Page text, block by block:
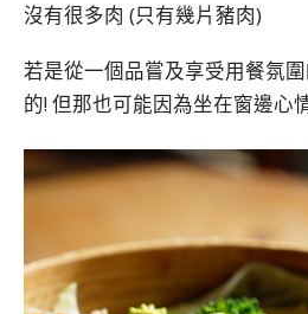
沒有很多肉 (只有幾片豬肉)
若是從一個品嘗及享受用餐氛
的! 但那也可能因為坐在窗邊心